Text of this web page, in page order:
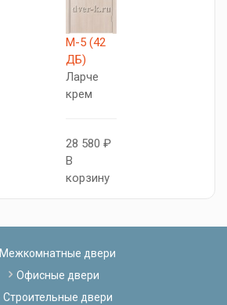
М-5 (42
ДБ)
Ларче
крем
28 580 ₽
В
корзину
Межкомнатные двери
Офисные двери
Строительные двери